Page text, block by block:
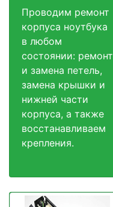
Проводим ремонт
корпуса ноутбука
в любом
состоянии: ремонт
и замена петель,
замена крышки и
нижней части
корпуса, а также
восстанавливаем
крепления.